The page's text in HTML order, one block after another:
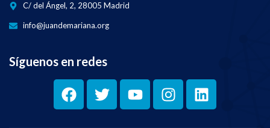
C/ del Ángel, 2, 28005 Madrid
info@juandemariana.org
Síguenos en redes